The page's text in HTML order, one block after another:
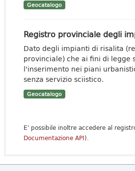
Geocatalogo
Registro provinciale degli
Dato degli impianti di risalita
provinciale) che ai fini di legge
l'inserimento nei piani
senza servizio sciistico.
Geocatalogo
E' possibile inoltre accedere al
Documentazione API).